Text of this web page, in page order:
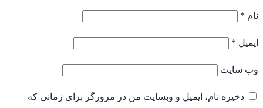
نام *
ایمیل *
وب‌ سایت
ذخیره نام، ایمیل و وبسایت من در مرورگر برای زمانی که